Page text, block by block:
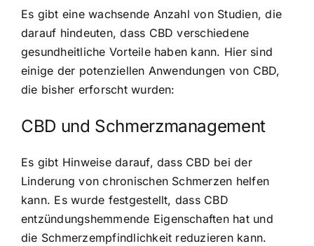
Es gibt eine wachsende Anzahl von Studien, die
darauf hindeuten, dass CBD verschiedene
gesundheitliche Vorteile haben kann. Hier sind
einige der potenziellen Anwendungen von CBD,
die bisher erforscht wurden:
CBD und Schmerzmanagement
Es gibt Hinweise darauf, dass CBD bei der
Linderung von chronischen Schmerzen helfen
kann. Es wurde festgestellt, dass CBD
entzündungshemmende Eigenschaften hat und
die Schmerzempfindlichkeit reduzieren kann.